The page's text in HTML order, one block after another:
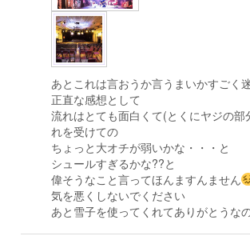
あとこれは言おうか言うまいかすごく
正直な感想として
流れはとても面白くて(とくにヤジの部
れを受けての
ちょっと大オチが弱いかな・・・と
シュールすぎるかな??と
偉そうなこと言ってほんますんません
気を悪くしないでください
あと雪子を使ってくれてありがとうな